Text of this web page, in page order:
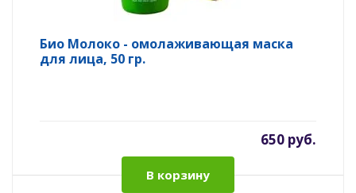
Био Молоко - омолаживающая маска
для лица, 50 гр.
650 руб.
В корзину